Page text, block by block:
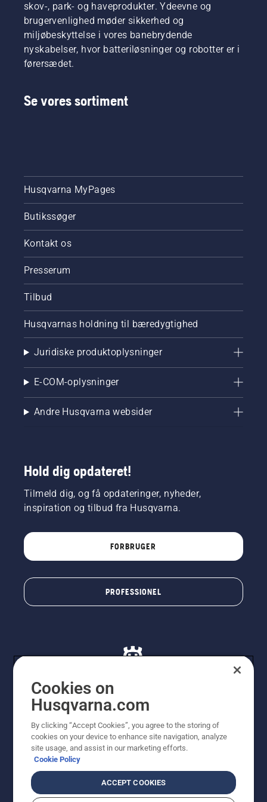
skov-, park- og haveprodukter. Ydeevne og
brugervenlighed møder sikkerhed og
miljøbeskyttelse i vores banebrydende
nyskabelser, hvor batteriløsninger og robotter er i
førersædet.
Se vores sortiment
Husqvarna MyPages
Butikssøger
Kontakt os
Presserum
Tilbud
Husqvarnas holdning til bæredygtighed
Juridiske produktoplysninger
E-COM-oplysninger
Andre Husqvarna websider
Hold dig opdateret!
Tilmeld dig, og få opdateringer, nyheder,
inspiration og tilbud fra Husqvarna.
FORBRUGER
PROFESSIONEL
viste priser er vejledende udsalgspriser. Der tages
forbehold for stave- og trykfejl samt prisændringer. Vi
stræber efter at have så nøjagtige oplysningerne på
dette websted som muligt. Alle anførte priser er
vejledende udsalgspriser (inkl. moms), medmindre
Cookies on
Husqvarna.com
By clicking “Accept Cookies”, you agree to the storing of
cookies on your device to enhance site navigation, analyze
site usage, and assist in our marketing efforts.
Cookie Policy
ACCEPT COOKIES